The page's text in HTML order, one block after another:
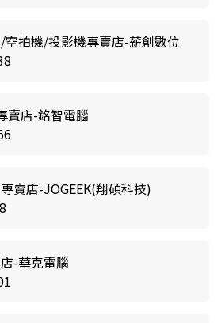
空拍機/投影機專賣店-薪創數位
賣店-銘智電腦
賣店-JOGEEK(翔碩科技)
-華克電腦